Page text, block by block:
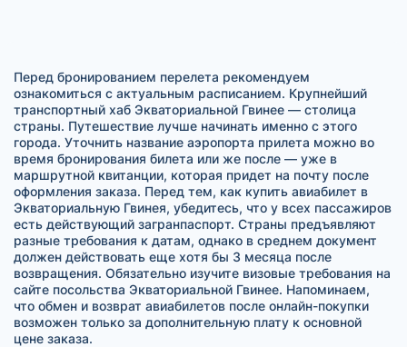
Перед бронированием перелета рекомендуем
ознакомиться с актуальным расписанием. Крупнейший
транспортный хаб Экваториальной Гвинее — столица
страны. Путешествие лучше начинать именно с этого
города. Уточнить название аэропорта прилета можно во
время бронирования билета или же после — уже в
маршрутной квитанции, которая придет на почту после
оформления заказа. Перед тем, как купить авиабилет в
Экваториальную Гвинея, убедитесь, что у всех пассажиров
есть действующий загранпаспорт. Страны предъявляют
разные требования к датам, однако в среднем документ
должен действовать еще хотя бы 3 месяца после
возвращения. Обязательно изучите визовые требования на
сайте посольства Экваториальной Гвинее. Напоминаем,
что обмен и возврат авиабилетов после онлайн-покупки
возможен только за дополнительную плату к основной
цене заказа.